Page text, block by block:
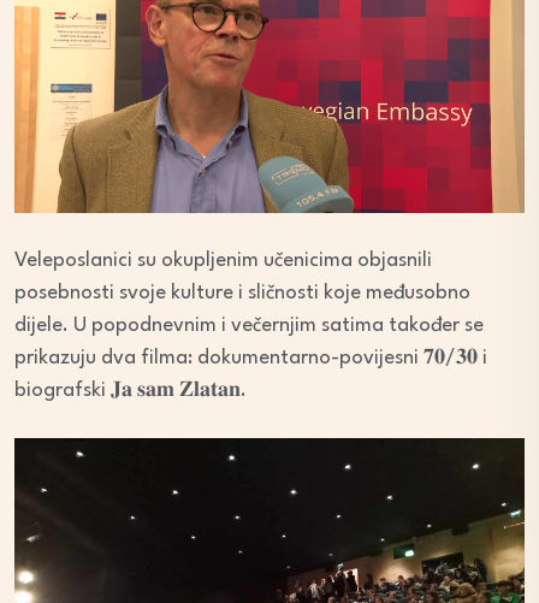
Veleposlanici su okupljenim učenicima objasnili
posebnosti svoje kulture i sličnosti koje međusobno
dijele. U popodnevnim i večernjim satima također se
prikazuju dva filma: dokumentarno-povijesni 𝟕𝟎/𝟑𝟎 i
biografski 𝐉𝐚 𝐬𝐚𝐦 𝐙𝐥𝐚𝐭𝐚𝐧.